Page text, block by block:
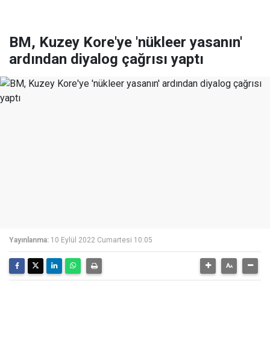
BM, Kuzey Kore'ye 'nükleer yasanın'
ardından diyalog çağrısı yaptı
Yayınlanma: 10 Eylül 2022 Cumartesi 10:05